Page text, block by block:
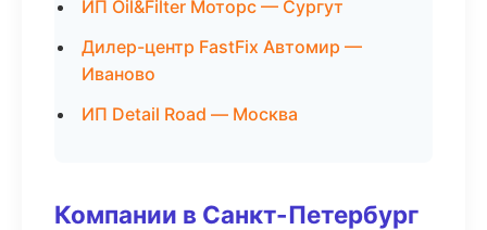
ИП Oil&Filter Моторс — Сургут
Дилер-центр FastFix Автомир —
Иваново
ИП Detail Road — Москва
Компании в Санкт-Петербург